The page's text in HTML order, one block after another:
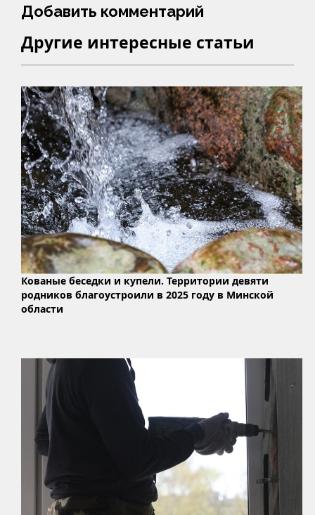
Добавить комментарий
Другие интересные статьи
Кованые беседки и купели. Территории девяти
родников благоустроили в 2025 году в Минской
области